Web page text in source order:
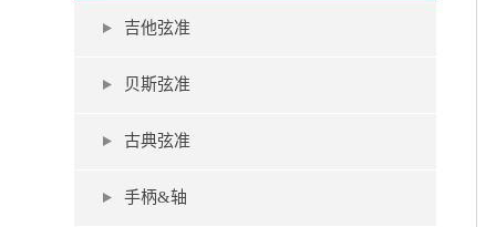
吉他弦准
贝斯弦准
古典弦准
手柄&轴